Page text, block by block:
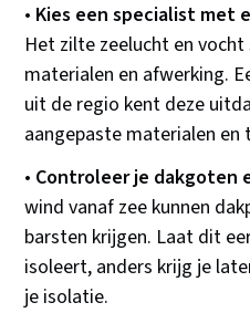
• Kies een specialist met
Het zilte zeelucht en
materialen en afwerking.
uit de regio kent deze
aangepaste materialen en
• Controleer je dakgoten
wind vanaf zee kunnen
barsten krijgen. Laat dit
isoleert, anders krijg je
je isolatie.